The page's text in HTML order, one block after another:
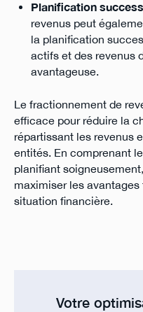
Planification
revenus peut
la planification
actifs et des revenus
avantageuse.
Le fractionnement de
efficace pour réduire la
répartissant les revenus
entités. En comprenant
planifiant
maximiser les
situation financière.
Votre